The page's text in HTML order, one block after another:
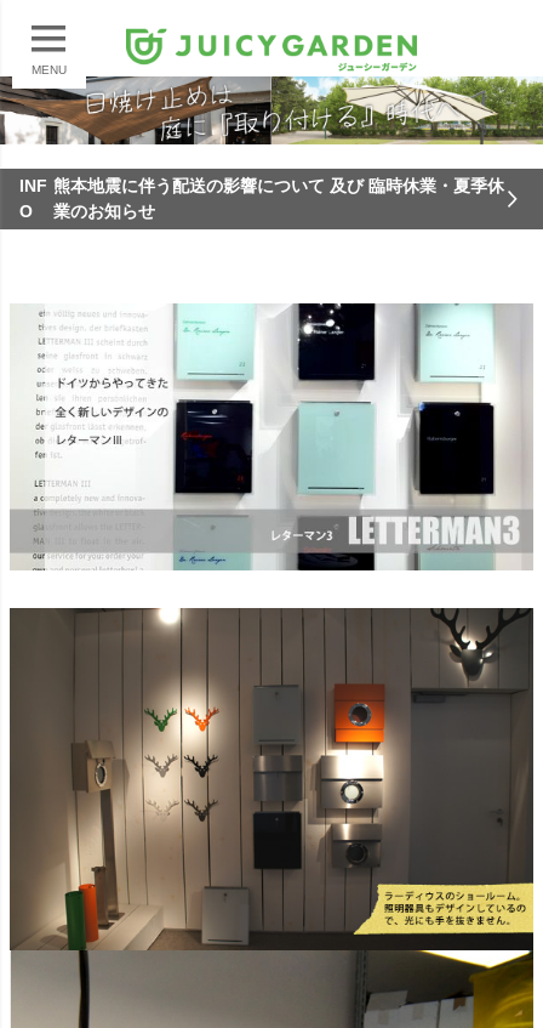
MENU
INF
O
熊本地震に伴う配送の影響について 及び 臨時休業・夏季休
業のお知らせ